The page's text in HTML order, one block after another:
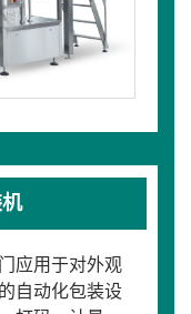
应用于对外观
自动化包装设